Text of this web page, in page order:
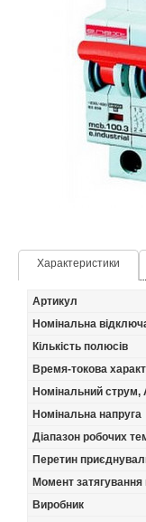
Характеристики
Артикул
Номінальна
Кількість полюсів
Время-токова
Номінальний струм,
Номінальна напруга
Діапазон робочих
Перетин
Момент затягування
Виробник